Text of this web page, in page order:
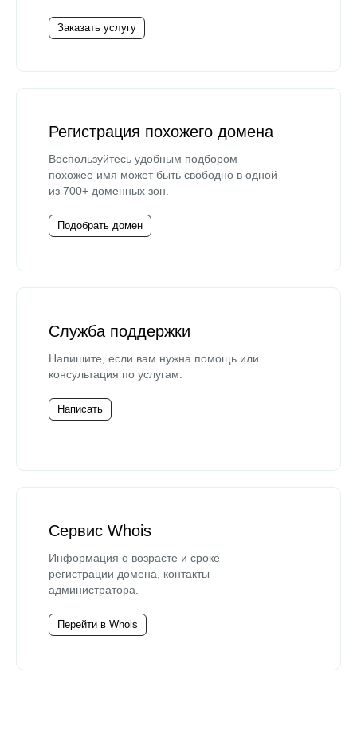
Заказать услугу
Регистрация похожего домена
Воспользуйтесь удобным подбором —
похожее имя может быть свободно в одной
из 700+ доменных зон.
Подобрать домен
Служба поддержки
Напишите, если вам нужна помощь или
консультация по услугам.
Написать
Сервис Whois
Информация о возрасте и сроке
регистрации домена, контакты
администратора.
Перейти в Whois